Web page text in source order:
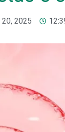
2025